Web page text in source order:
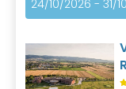
24/10/2026 - 31/